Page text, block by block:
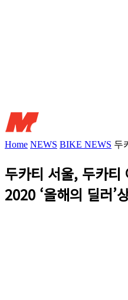
Home NEWS BIKE NEWS 두
두카티 서울, 두카티
2020 ‘올해의 딜러’